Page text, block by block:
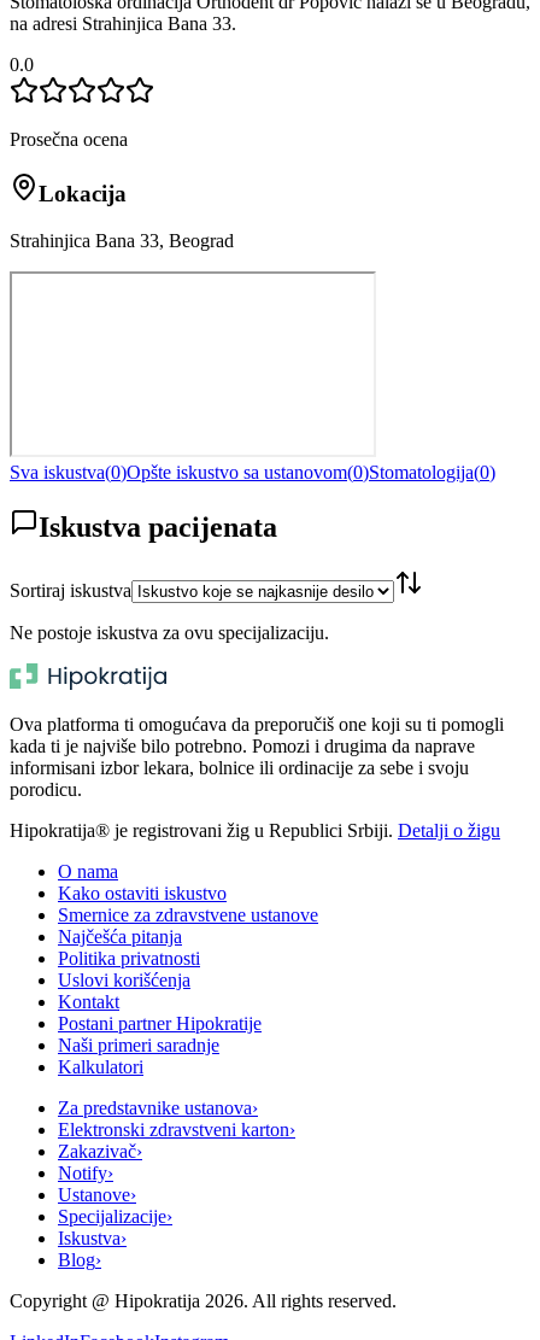
na adresi Strahinjica Bana 33.
0.0
Prosečna ocena
Lokacija
Strahinjica Bana 33, Beograd
Sva iskustva(0)Opšte iskustvo sa ustanovom(0)Stomatologija(0)
Iskustva pacijenata
Sortiraj iskustva
Ne postoje iskustva za ovu specijalizaciju.
Ova platforma ti omogućava da preporučiš one koji su ti pomogli
kada ti je najviše bilo potrebno. Pomozi i drugima da naprave
informisani izbor lekara, bolnice ili ordinacije za sebe i svoju
porodicu.
Hipokratija® je registrovani žig u Republici Srbiji. Detalji o žigu
O nama
Kako ostaviti iskustvo
Smernice za zdravstvene ustanove
Najčešća pitanja
Politika privatnosti
Uslovi korišćenja
Kontakt
Postani partner Hipokratije
Naši primeri saradnje
Kalkulatori
Za predstavnike ustanova›
Elektronski zdravstveni karton›
Zakazivač›
Notify›
Ustanove›
Specijalizacije›
Iskustva›
Blog›
Copyright @ Hipokratija 2026. All rights reserved.